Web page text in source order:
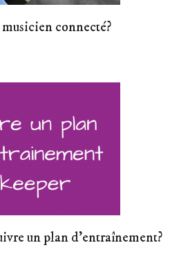
connecté?
un plan d’entraînement?